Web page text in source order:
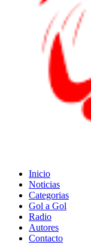
Inicio
Noticias
Categorias
Gol a Gol
Radio
Autores
Contacto